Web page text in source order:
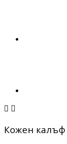
 
Кожен калъф